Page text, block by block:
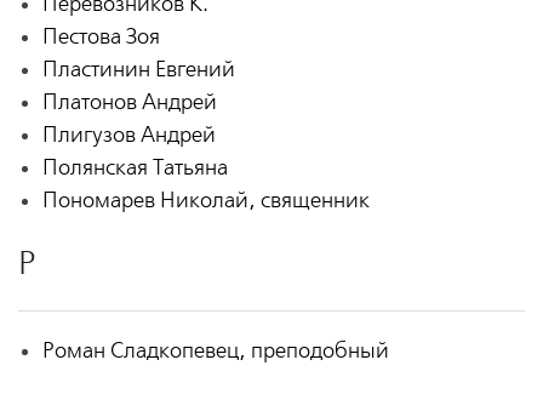
Пестова Зоя
Пластинин Евгений
Платонов Андрей
Плигузов Андрей
Полянская Татьяна
Пономарев Николай, священник
Р
Роман Сладкопевец, преподобный